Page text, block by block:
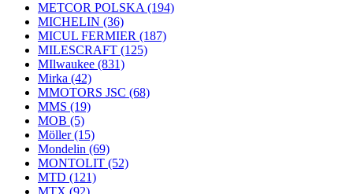
METCOR POLSKA (194)
MICHELIN (36)
MICUL FERMIER (187)
MILESCRAFT (125)
MIlwaukee (831)
Mirka (42)
MMOTORS JSC (68)
MMS (19)
MOB (5)
Möller(15)
Mondelin (69)
MONTOLIT (52)
MTD (121)
MTX (92)